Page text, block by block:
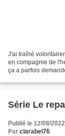
J'ai traîné
en compagnie de
ça a parfois
Série Le
Publié le 12/08/
Par clarabel76